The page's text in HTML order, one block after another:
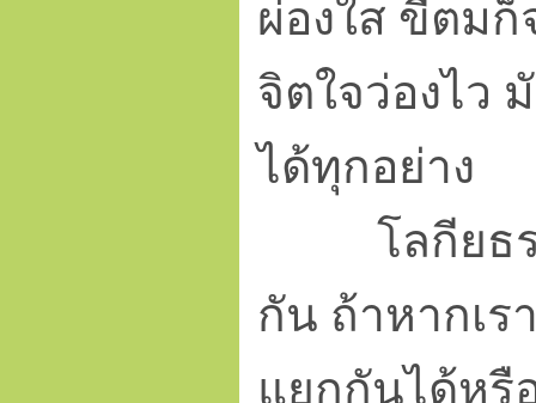
ผ่องใส ขี้ตม
จิตใจว่องไว
ได้ทุกอย่าง
โลกียธรร
กัน ถ้าหากเร
แยกกันได้หรื